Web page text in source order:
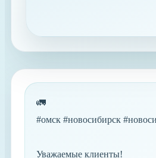
🚛
#омск #новосибирск
Уважаемые клиенты!